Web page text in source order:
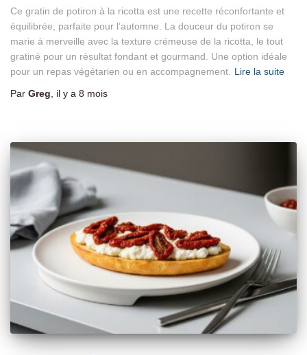
Ce gratin de potiron à la ricotta est une recette réconfortante et
équilibrée, parfaite pour l’automne. La douceur du potiron se
marie à merveille avec la texture crémeuse de la ricotta, le tout
gratiné pour un résultat fondant et gourmand. Une option idéale
pour un repas végétarien ou en accompagnement. Lire la suite
Par Greg, il y a 8 mois